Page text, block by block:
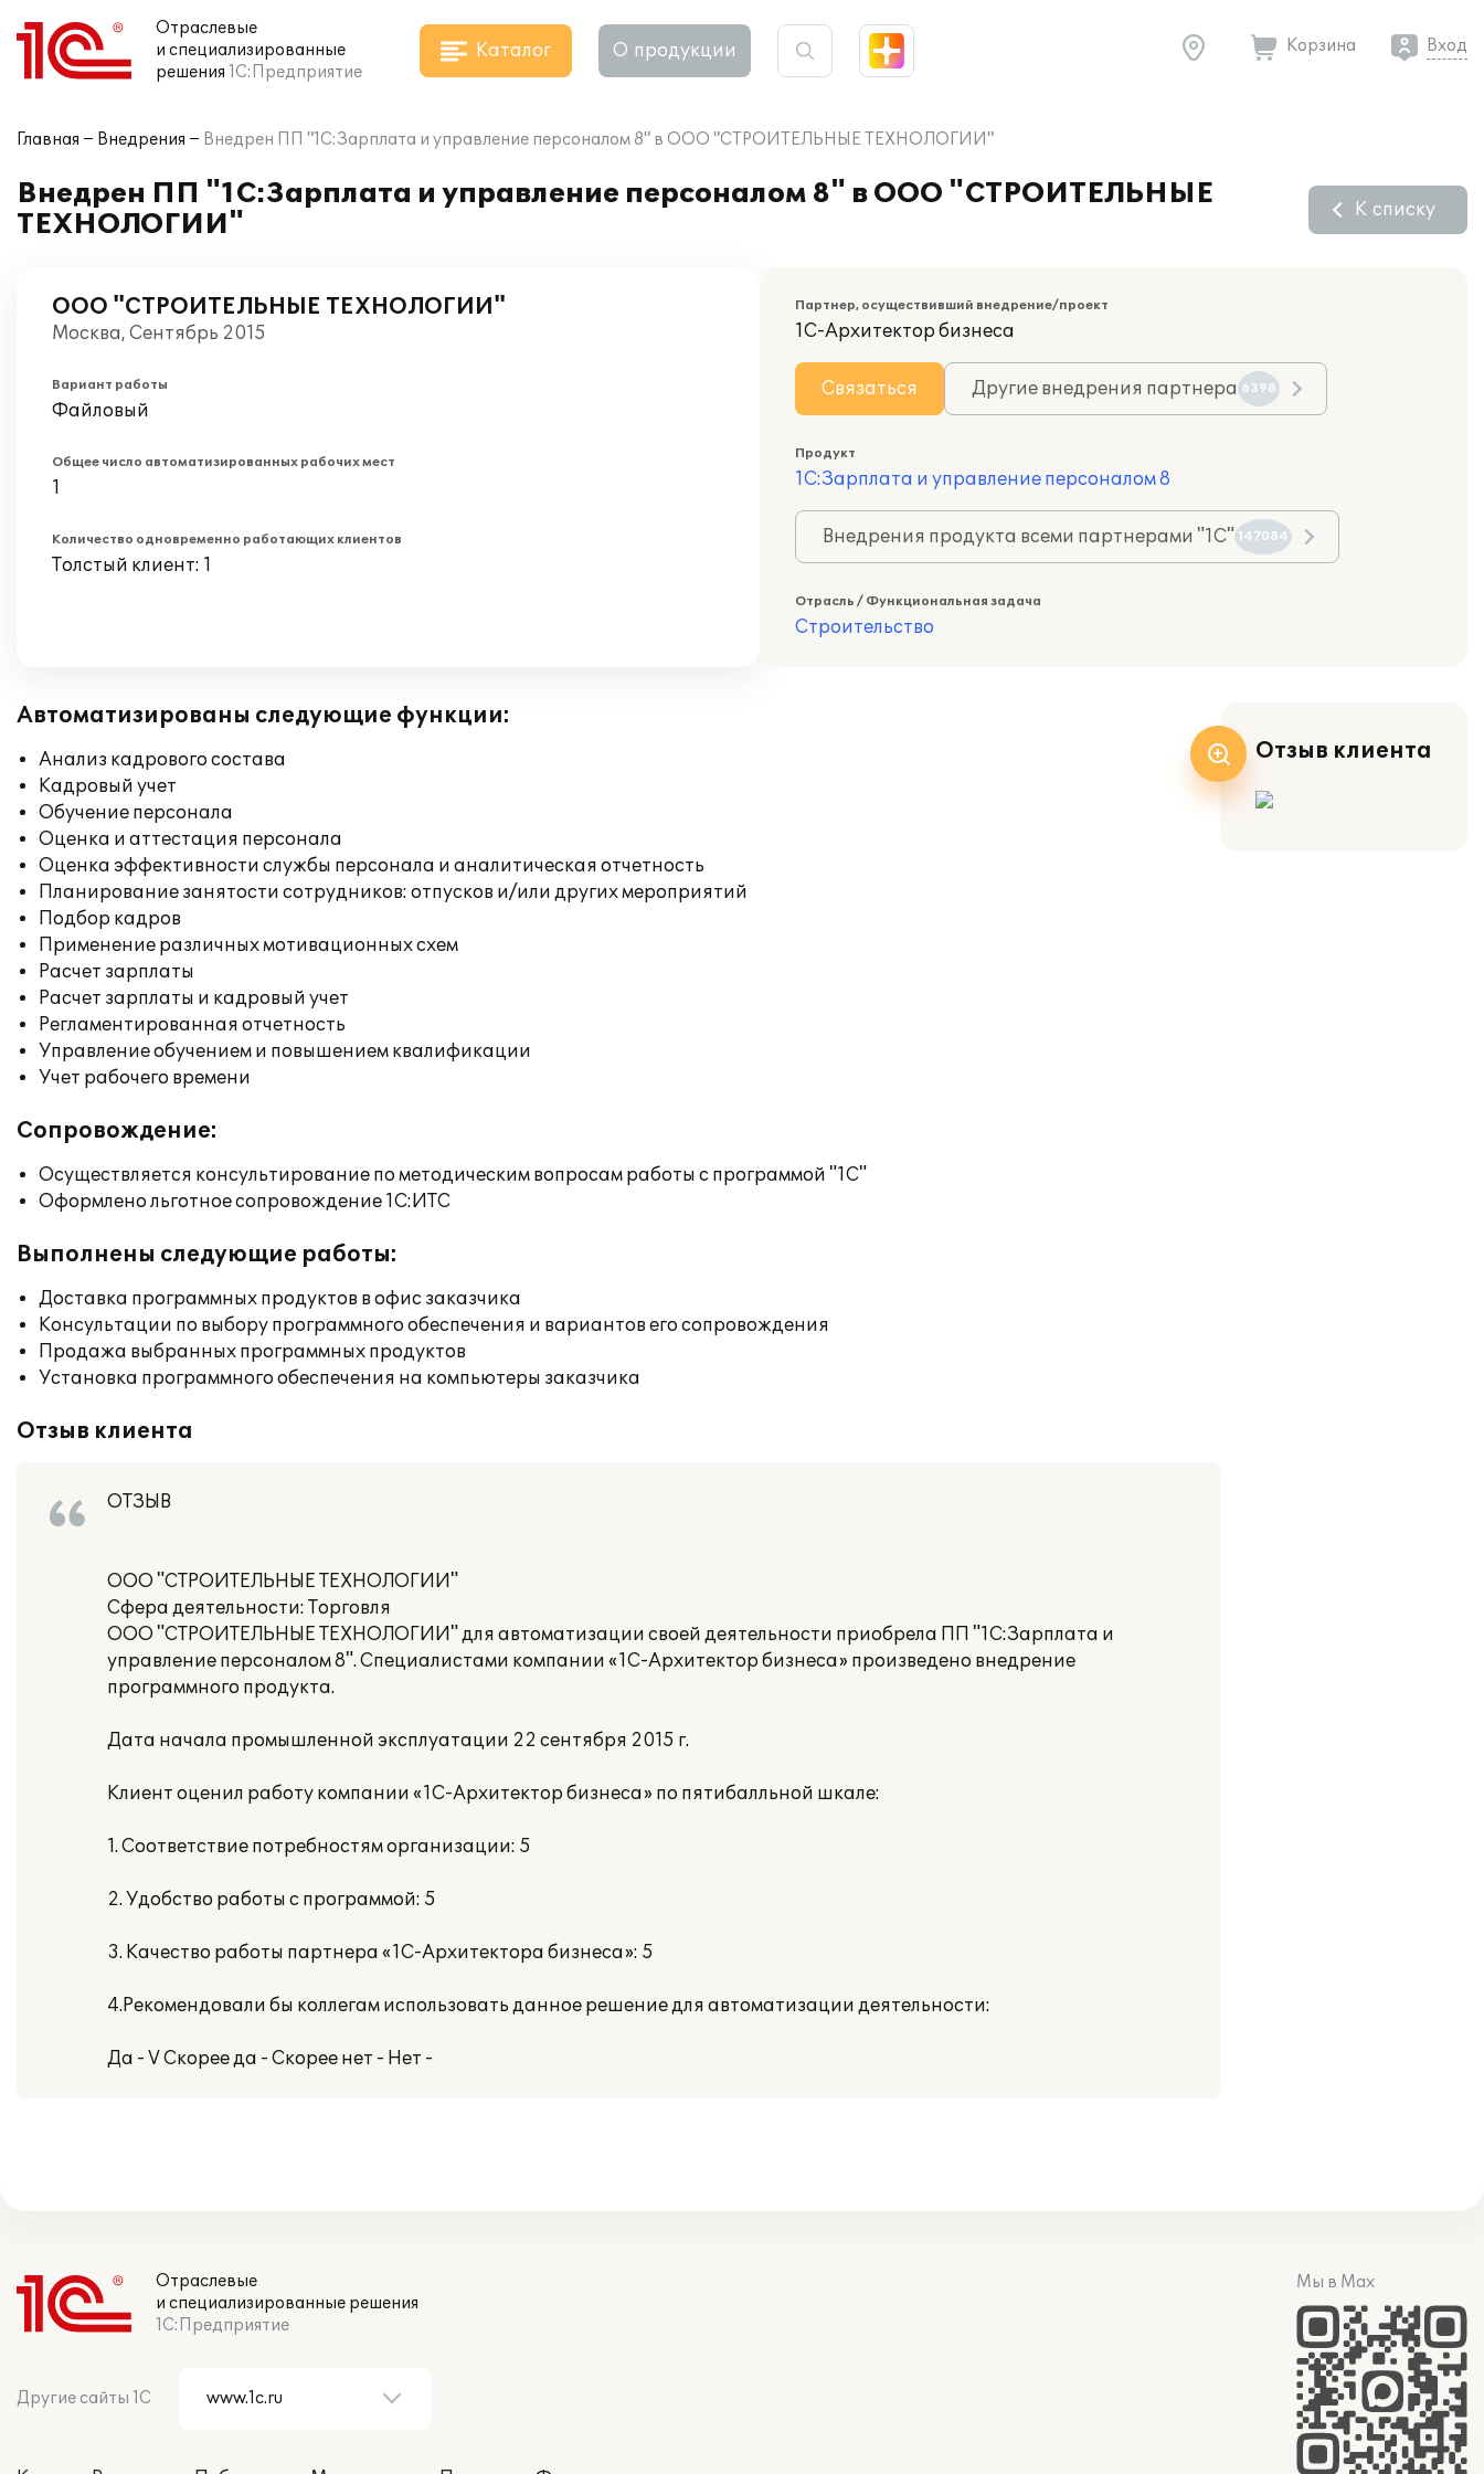
Отраслевые
и специализированные
решения 1С:Предприятие
Каталог О продукции Корзина Вход
Главная Внедрения Внедрен ПП "1С:Зарплата и управление персоналом 8" в ООО "СТРОИТЕЛЬНЫЕ ТЕХНОЛОГИИ"
Внедрен ПП "1С:Зарплата и управление персоналом 8" в ООО "СТРОИТЕЛЬНЫЕ
ТЕХНОЛОГИИ"
К списку
ООО "СТРОИТЕЛЬНЫЕ ТЕХНОЛОГИИ"
Москва, Сентябрь 2015
Вариант работы
Файловый
Общее число автоматизированных рабочих мест
1
Количество одновременно работающих клиентов
Толстый клиент: 1
Партнер, осуществивший внедрение/проект
1С-Архитектор бизнеса
Связаться Другие внедрения партнера 6398
Продукт
1С:Зарплата и управление персоналом 8
Внедрения продукта всеми партнерами "1С" 147084
Отрасль / Функциональная задача
Строительство
Автоматизированы следующие функции:
Анализ кадрового состава
Кадровый учет
Обучение персонала
Оценка и аттестация персонала
Оценка эффективности службы персонала и аналитическая отчетность
Планирование занятости сотрудников: отпусков и/или других мероприятий
Подбор кадров
Применение различных мотивационных схем
Расчет зарплаты
Расчет зарплаты и кадровый учет
Регламентированная отчетность
Управление обучением и повышением квалификации
Учет рабочего времени
Сопровождение:
Осуществляется консультирование по методическим вопросам работы с программой "1С"
Оформлено льготное сопровождение 1С:ИТС
Выполнены следующие работы:
Доставка программных продуктов в офис заказчика
Консультации по выбору программного обеспечения и вариантов его сопровождения
Продажа выбранных программных продуктов
Установка программного обеспечения на компьютеры заказчика
Отзыв клиента
ОТЗЫВ
ООО "СТРОИТЕЛЬНЫЕ ТЕХНОЛОГИИ"
Сфера деятельности: Торговля
ООО "СТРОИТЕЛЬНЫЕ ТЕХНОЛОГИИ" для автоматизации своей деятельности приобрела ПП "1С:Зарплата и
управление персоналом 8". Специалистами компании «1С-Архитектор бизнеса» произведено внедрение
программного продукта.
Дата начала промышленной эксплуатации 22 сентября 2015 г.
Клиент оценил работу компании «1С-Архитектор бизнеса» по пятибалльной шкале:
1. Соответствие потребностям организации: 5
2. Удобство работы с программой: 5
3. Качество работы партнера «1С-Архитектора бизнеса»: 5
4.Рекомендовали бы коллегам использовать данное решение для автоматизации деятельности:
Да - V Скорее да - Скорее нет - Нет -
Отзыв клиента
Отраслевые
и специализированные решения
1С:Предприятие
Другие сайты 1С
Мы в Max